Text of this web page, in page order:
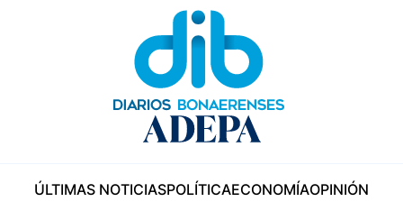
ÚLTIMAS NOTICIASPOLÍTICAECONOMÍAOPINIÓN